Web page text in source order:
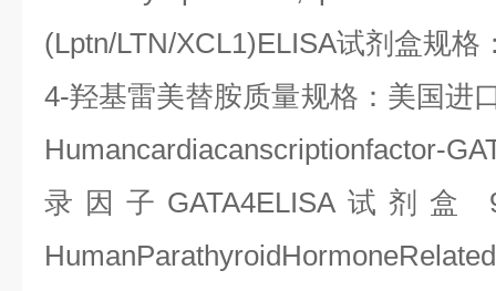
(Lptn/LTN/XCL1)ELISA试剂盒规格
4-羟基雷美替胺质量规格：美国进
Humancardiacanscriptionfactor-
录因子 GATA4ELISA试剂盒